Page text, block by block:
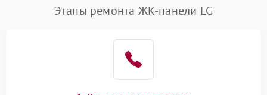
Этапы ремонта ЖК-панели LG